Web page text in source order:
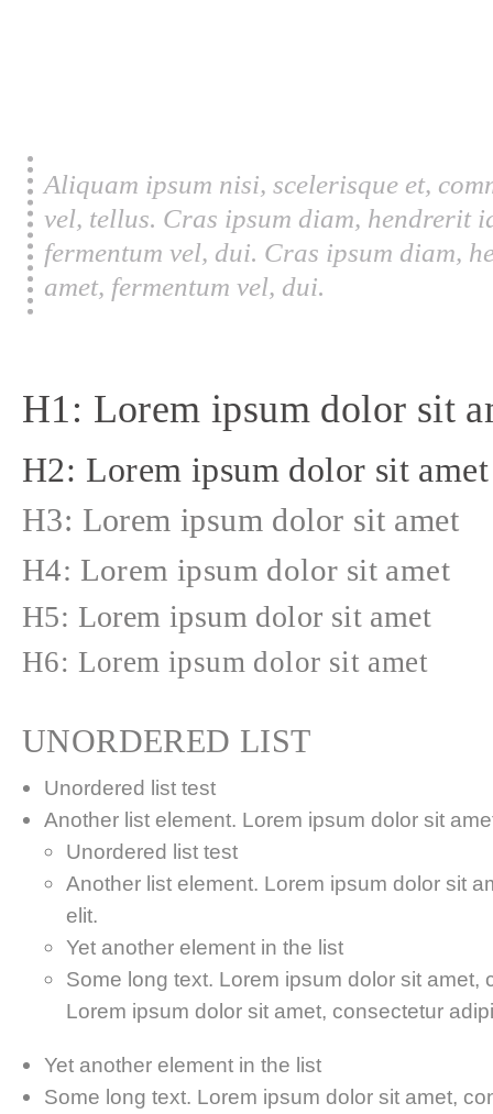
Aliquam ipsum nisi, scelerisque et,
vel, tellus. Cras ipsum diam, hendrerit
fermentum vel, dui. Cras ipsum diam,
amet, fermentum vel, dui.
H1: Lorem ipsum dolor sit
H2: Lorem ipsum dolor sit amet
H3: Lorem ipsum dolor sit amet
H4: Lorem ipsum dolor sit amet
H5: Lorem ipsum dolor sit amet
H6: Lorem ipsum dolor sit amet
UNORDERED LIST
Unordered list test
Another list element. Lorem ipsum dolor sit
Unordered list test
Another list element. Lorem ipsum dolor sit
elit.
Yet another element in the list
Some long text. Lorem ipsum dolor sit amet,
Lorem ipsum dolor sit amet, consectetur
Yet another element in the list
Some long text. Lorem ipsum dolor sit amet,